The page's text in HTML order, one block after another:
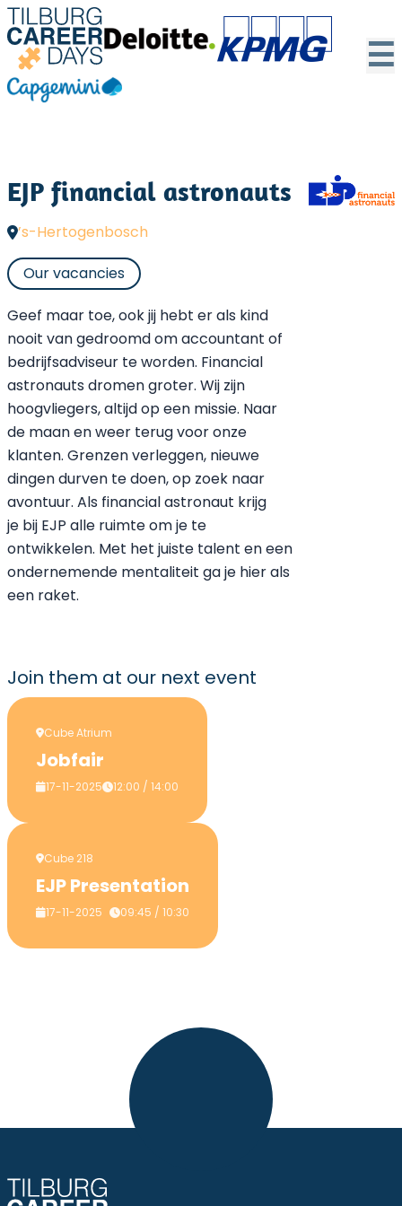
☰
EJP financial astronauts
’s-Hertogenbosch
Our vacancies
Geef maar toe, ook jij hebt er als kind
nooit van gedroomd om accountant of
bedrijfsadviseur te worden. Financial
astronauts dromen groter. Wij zijn
hoogvliegers, altijd op een missie. Naar
de maan en weer terug voor onze
klanten. Grenzen verleggen, nieuwe
dingen durven te doen, op zoek naar
avontuur. Als financial astronaut krijg
je bij EJP alle ruimte om je te
ontwikkelen. Met het juiste talent en een
ondernemende mentaliteit ga je hier als
een raket.
Join them at our next event
Cube Atrium
Jobfair
17-11-2025 12:00 / 14:00
Cube 218
EJP Presentation
17-11-2025 09:45 / 10:30